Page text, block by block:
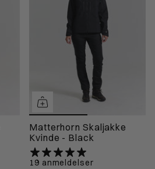
Matterhorn Skaljakke
Kvinde - Black
19 anmeldelser